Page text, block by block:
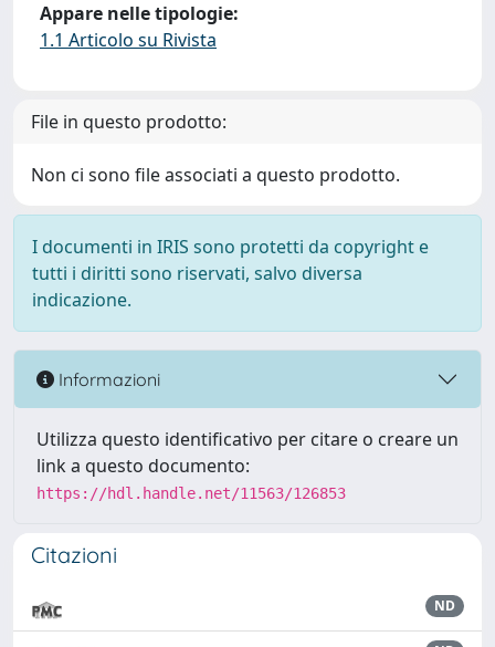
Appare nelle tipologie:
1.1 Articolo su Rivista
File in questo prodotto:
Non ci sono file associati a questo prodotto.
I documenti in IRIS sono protetti da copyright e
tutti i diritti sono riservati, salvo diversa
indicazione.
Informazioni
Utilizza questo identificativo per citare o creare un
link a questo documento:
https://hdl.handle.net/11563/126853
Citazioni
ND